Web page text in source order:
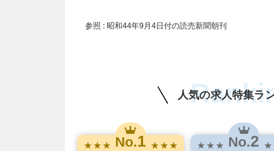
参照 : 昭和44年9月4日付の読売新聞朝刊
人気の求人特集ラ
★ ★ ★ No.1 ★ ★ ★ ★ ★ ★ No.2 ★